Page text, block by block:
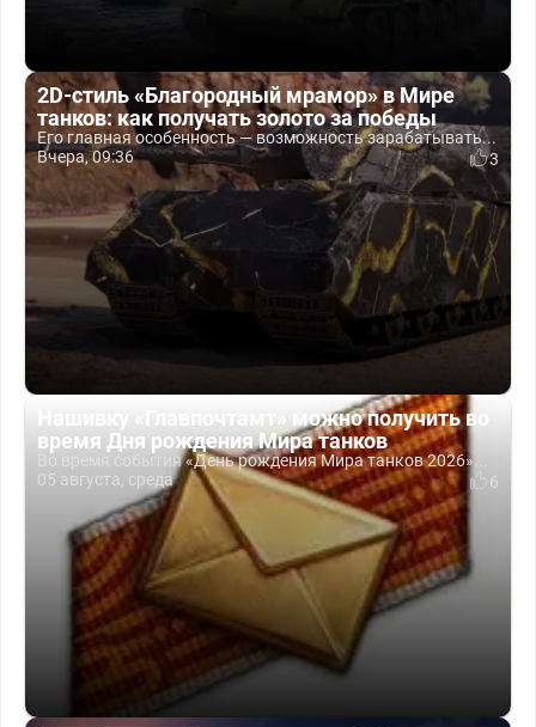
2D-стиль «Благородный мрамор» в Мире
танков: как получать золото за победы
Его главная особенность — возможность зарабатывать...
Вчера, 09:36
3
Нашивку «Главпочтамт» можно получить во
время Дня рождения Мира танков
Во время события «День рождения Мира танков 2026»...
05 августа, среда
6